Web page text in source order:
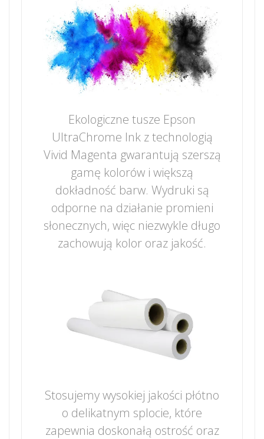
Ekologiczne tusze Epson
UltraChrome Ink z technologią
Vivid Magenta gwarantują szerszą
gamę kolorów i większą
dokładność barw. Wydruki są
odporne na działanie promieni
słonecznych, więc niezwykle długo
zachowują kolor oraz jakość.
Stosujemy wysokiej jakości płótno
o delikatnym splocie, które
zapewnia doskonałą ostrość oraz